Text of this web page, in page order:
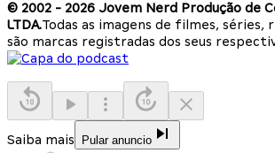
© 2002 - 2026 Jovem Nerd Produção de
LTDA.Todas as imagens de filmes, séries,
são marcas registradas dos seus
Saiba mais Pular anuncio